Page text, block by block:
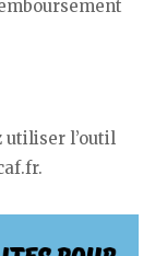
utiliser l’outil